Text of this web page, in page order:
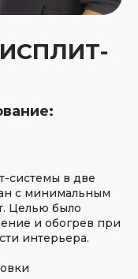
системы в две
с минимальным
Целью было
и обогрев при
интерьера.